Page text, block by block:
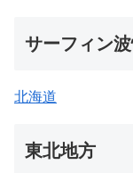
サーフィン
北海道
東北地方